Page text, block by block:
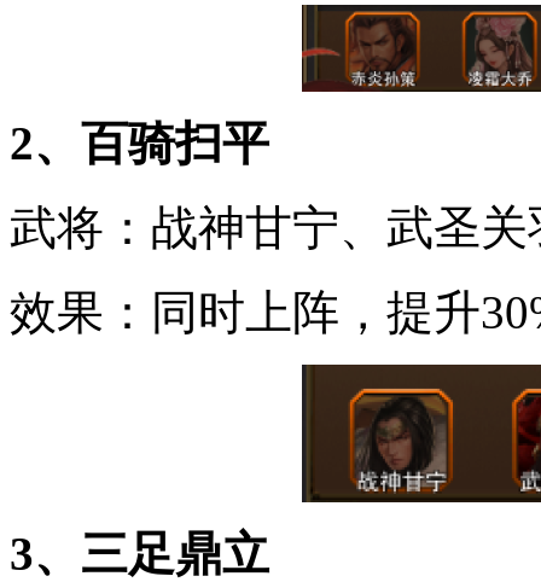
2、百骑扫平
武将：战神甘宁、武圣关
效果：同时上阵，提升
3、三足鼎立